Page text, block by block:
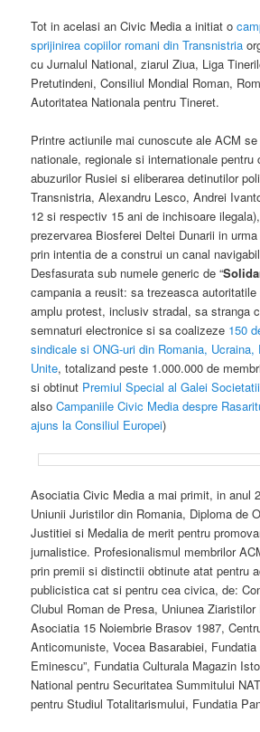
Tot in acelasi an Civic Media a initiat o
sprijinirea copiilor romani din Transnistria
cu Jurnalul National, ziarul Ziua, Liga
Pretutindeni, Consiliul Mondial Roman,
Autoritatea Nationala pentru Tineret.
Printre actiunile mai cunoscute ale ACM
nationale, regionale si internationale pentru
abuzurilor Rusiei si eliberarea detinutilor
Transnistria, Alexandru Lesco, Andrei
12 si respectiv 15 ani de inchisoare
prezervarea Biosferei Deltei Dunarii in
prin intentia de a construi un canal
Desfasurata sub numele generic de “
campania a reusit: sa trezeasca autoritatile
amplu protest, inclusiv stradal, sa stranga
semnaturi electronice si sa coalizeze 150
sindicale si ONG-uri din Romania,
Unite, totalizand peste 1.000.000 de
si obtinut Premiul Special al Galei
alsoCampaniile Civic Media despre
ajuns la Consiliul Europei)
Asociatia Civic Media a mai primit, in anul
Uniunii Juristilor din Romania, Diploma de
Justitiei si Medalia de merit pentru
jurnalistice. Profesionalismul membrilor
prin premii si distinctii obtinute atat pentru
publicistica cat si pentru cea civica, de:
Clubul Roman de Presa, Uniunea
Asociatia 15 Noiembrie Brasov 1987,
Anticomuniste, Vocea Basarabiei,
Eminescu”, Fundatia Culturala Magazin
National pentru Securitatea Summitului
pentru Studiul Totalitarismului, Fundatia